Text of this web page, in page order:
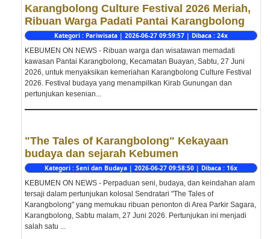
Karangbolong Culture Festival 2026 Meriah,
Ribuan Warga Padati Pantai Karangbolong
Kategori : Pariwisata | 2026-06-27 09:59:57 | Dibaca : 24x
KEBUMEN ON NEWS - Ribuan warga dan wisatawan memadati
kawasan Pantai Karangbolong, Kecamatan Buayan, Sabtu, 27 Juni
2026, untuk menyaksikan kemeriahan Karangbolong Culture Festival
2026. Festival budaya yang menampilkan Kirab Gunungan dan
pertunjukan kesenian...
"The Tales of Karangbolong" Kekayaan
budaya dan sejarah Kebumen
Kategori : Seni dan Budaya | 2026-06-27 09:58:50 | Dibaca : 16x
KEBUMEN ON NEWS - Perpaduan seni, budaya, dan keindahan alam
tersaji dalam pertunjukan kolosal Sendratari "The Tales of
Karangbolong" yang memukau ribuan penonton di Area Parkir Sagara,
Karangbolong, Sabtu malam, 27 Juni 2026. Pertunjukan ini menjadi
salah satu ...